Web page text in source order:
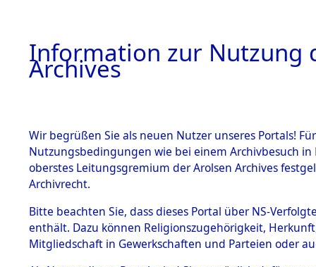
BESTÄNDE
1.
Information zur Nutzung
Archives
Wir begrüßen Sie als neuen Nutzer unseres Portals!
Nutzungsbedingungen wie bei einem Archivbesuch
oberstes Leitungsgremium der Arolsen Archives
Archivrecht.
Bitte beachten Sie, dass dieses Portal über NS-
enthält. Dazu können Religionszugehörigkeit,
Mitgliedschaft in Gewerkschaften und Parteien oder